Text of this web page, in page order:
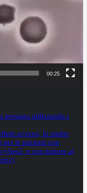
00:25
propaga utilizzando i
avversi, lo studio
per le pazienti con
her2- e con tumore al